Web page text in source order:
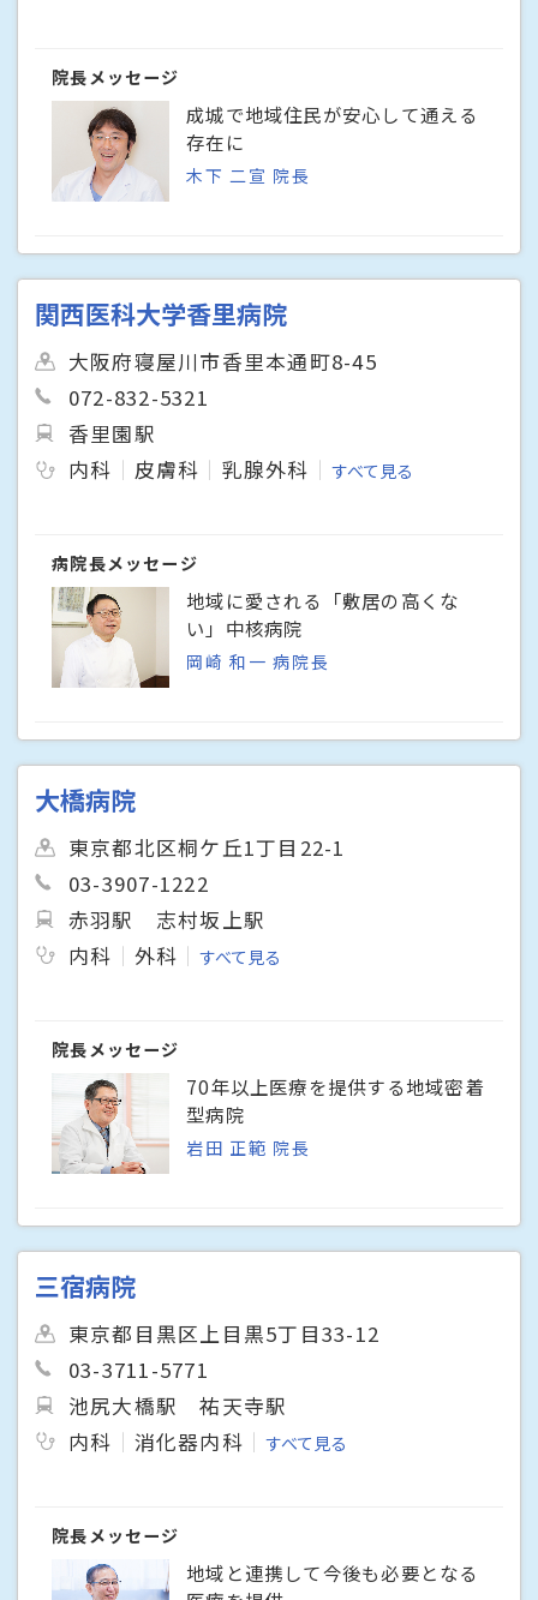
院長メッセージ
成城で地域住民が安心して通える
存在に
木下 二宣 院長
関西医科大学香里病院
大阪府寝屋川市香里本通町8-45
072-832-5321
香里園駅
内科
皮膚科 乳腺外科 すべて見る
病院長メッセージ
地域に愛される「敷居の高くな
い」中核病院
岡崎 和一 病院長
大橋病院
東京都北区桐ケ丘1丁目22-1
03-3907-1222
赤羽駅 志村坂上駅
内科
外科 すべて見る
院長メッセージ
70年以上医療を提供する地域密着
型病院
岩田 正範 院長
三宿病院
東京都目黒区上目黒5丁目33-12
03-3711-5771
池尻大橋駅祐天寺駅
内科
消化器内科 すべて見る
院長メッセージ
地域と連携して今後も必要となる